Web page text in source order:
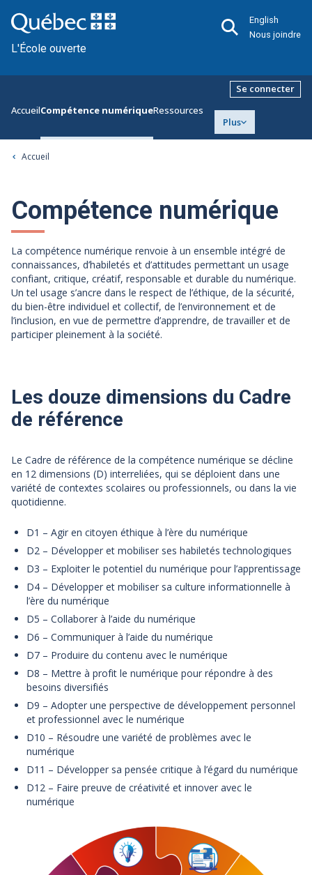
L'École ouverte
English
Nous joindre
AccueilCompétence numériqueRessources
Plus
Se connecter
Accueil
Compétence numérique
La compétence numérique renvoie à un ensemble intégré de
connaissances, d’habiletés et d’attitudes permettant un usage
confiant, critique, créatif, responsable et durable du numérique.
Un tel usage s’ancre dans le respect de l’éthique, de la sécurité,
du bien-être individuel et collectif, de l’environnement et de
l’inclusion, en vue de permettre d’apprendre, de travailler et de
participer pleinement à la société.
Les douze dimensions du Cadre
de référence
Le Cadre de référence de la compétence numérique se décline
en 12 dimensions (D) interreliées, qui se déploient dans une
variété de contextes scolaires ou professionnels, ou dans la vie
quotidienne.
D1 – Agir en citoyen éthique à l’ère du numérique
D2 – Développer et mobiliser ses habiletés technologiques
D3 – Exploiter le potentiel du numérique pour l’apprentissage
D4 – Développer et mobiliser sa culture informationnelle à
l’ère du numérique
D5 – Collaborer à l’aide du numérique
D6 – Communiquer à l’aide du numérique
D7 – Produire du contenu avec le numérique
D8 – Mettre à profit le numérique pour répondre à des
besoins diversifiés
D9 – Adopter une perspective de développement personnel
et professionnel avec le numérique
D10 – Résoudre une variété de problèmes avec le
numérique
D11 – Développer sa pensée critique à l’égard du numérique
D12 – Faire preuve de créativité et innover avec le
numérique